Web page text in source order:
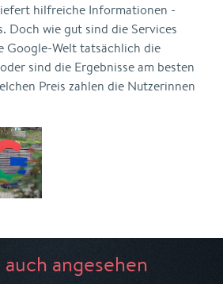
hilfreiche Informationen -
Doch wie gut sind die Services
Google-Welt tatsächlich die
sind die Ergebnisse am besten
Preis zahlen die Nutzerinnen
angesehen